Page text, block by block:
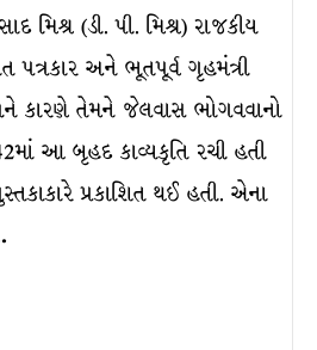
મિશ્ર (ડી. પી. મિશ્ર) રાજકીય
પત્રકાર અને ભૂતપૂર્વ ગૃહમંત્રી
કારણે તેમને જેલવાસ ભોગવવાનો
આ બૃહદ કાવ્યકૃતિ રચી હતી
પ્રકાશિત થઈ હતી. એના